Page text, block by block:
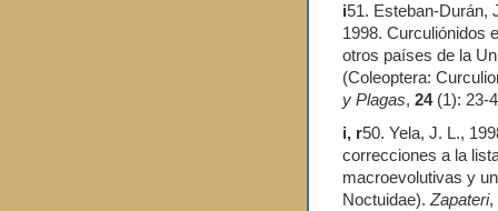
i51. Esteban-Durán,
1998. Curculiónidos
otros países de la
(Coleoptera:
y Plagas, 24(1): 23-
i, r50. Yela, J. L.,
correcciones a la
macroevolutivas y
Noctuidae). Zapateri,